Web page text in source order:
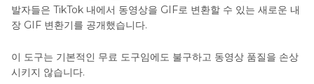
발자들은 TikTok 내에서 동영상을 GIF로 변환할 수 있는 새로운 내
장 GIF 변환기를 공개했습니다.
이 도구는 기본적인 무료 도구임에도 불구하고 동영상 품질을 손상
시키지 않습니다.